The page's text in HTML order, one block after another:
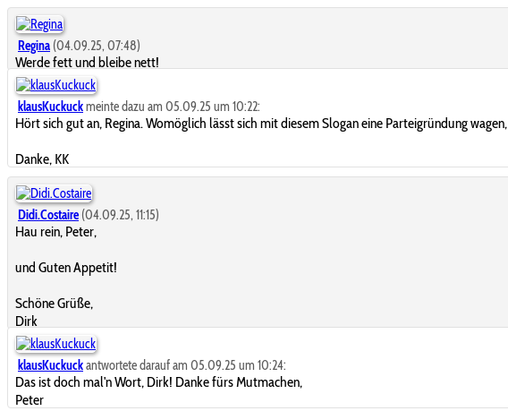
Regina (04.09.25, 07:48)
Werde fett und bleibe nett!
klausKuckuckmeinte dazu am 05.09.25 um 10:22:
Hört sich gut an, Regina. Womöglich lässt sich mit diesem Slogan eine Parteigründung wagen,
Danke, KK
Didi.Costaire (04.09.25, 11:15)
Hau rein, Peter,
und Guten Appetit!
Schöne Grüße,
Dirk
klausKuckuckantwortete darauf am 05.09.25 um 10:24:
Das ist doch mal'n Wort, Dirk! Danke fürs Mutmachen,
Peter